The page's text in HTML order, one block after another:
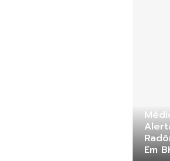
Em